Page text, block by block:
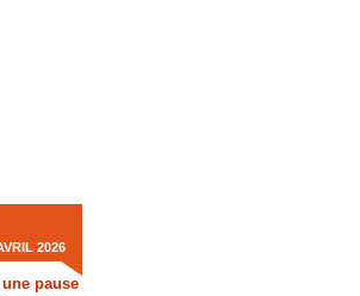
2026
une pause